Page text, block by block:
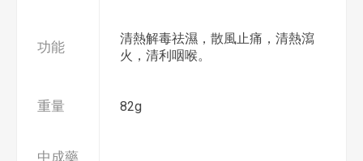
功能
清熱解毒祛濕，散風止痛，清熱瀉
火，清利咽喉。
重量 82g
中成藥